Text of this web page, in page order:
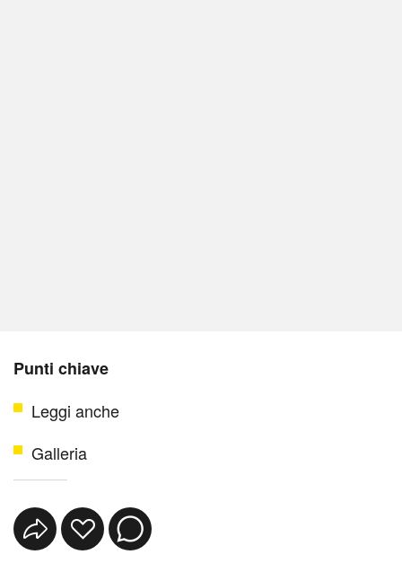
Punti chiave
Leggi anche
Galleria